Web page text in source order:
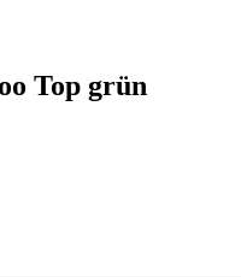
Top grün